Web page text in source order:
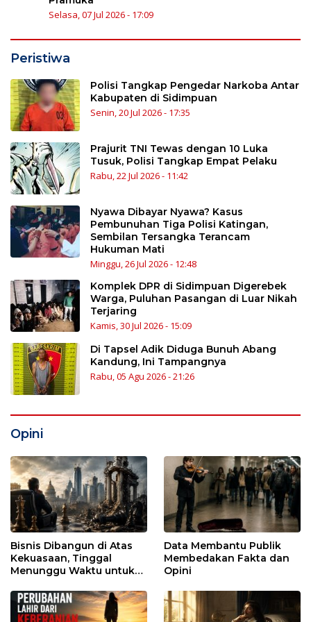
Selasa, 07 Jul 2026 - 17:09
Peristiwa
Polisi Tangkap Pengedar Narkoba Antar
Kabupaten di Sidimpuan
Senin, 20 Jul 2026 - 17:35
Prajurit TNI Tewas dengan 10 Luka
Tusuk, Polisi Tangkap Empat Pelaku
Rabu, 22 Jul 2026 - 11:42
Nyawa Dibayar Nyawa? Kasus
Pembunuhan Tiga Polisi Katingan,
Sembilan Tersangka Terancam
Hukuman Mati
Minggu, 26 Jul 2026 - 12:48
Komplek DPR di Sidimpuan Digerebek
Warga, Puluhan Pasangan di Luar Nikah
Terjaring
Kamis, 30 Jul 2026 - 15:09
Di Tapsel Adik Diduga Bunuh Abang
Kandung, Ini Tampangnya
Rabu, 05 Agu 2026 - 21:26
Opini
Bisnis Dibangun di Atas
Kekuasaan, Tinggal
Menunggu Waktu untuk
Data Membantu Publik
Membedakan Fakta dan
Opini